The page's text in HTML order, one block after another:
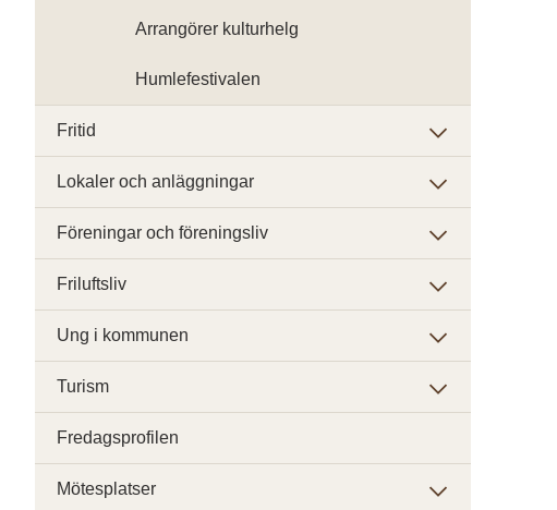
Arrangörer kulturhelg
Humlefestivalen
Fritid
Lokaler och anläggningar
Föreningar och föreningsliv
Friluftsliv
Ung i kommunen
Turism
Fredagsprofilen
Mötesplatser